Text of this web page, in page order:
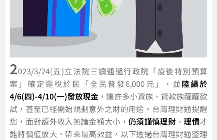
2023/3/24(五)立法院三讀通過行政院「疫後特別預算
案」確定還稅於民「全民普發6,000元」，並陸續於
4/6(四)-4/10(一)發放現金 ，讓許多小資族、貸款族躍躍欲
試，甚至已經開始規劃意外之財的用途。台灣理財通提醒
您，面對額外收入無論金額大小， 仍須謹慎理財 、理債才
能將價值放大、帶來最高效益，以下透過台灣理財通整理